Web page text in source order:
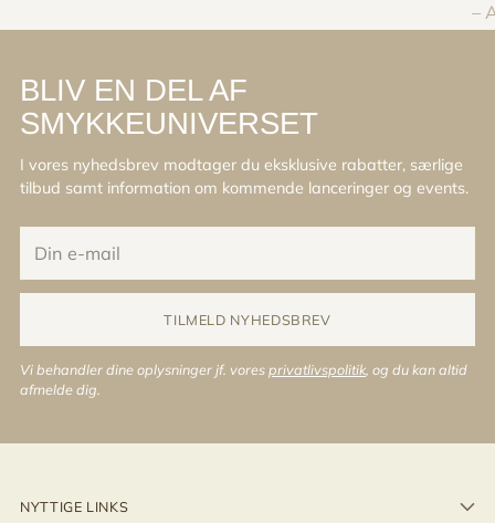
–
BLIV EN DEL AF
SMYKKEUNIVERSET
I vores nyhedsbrev modtager du eksklusive rabatter, særlige
tilbud samt information om kommende lanceringer og events.
e-
mail
TILMELD NYHEDSBREV
Vi behandler dine oplysninger jf. voresprivatlivspolitik , og du kan altid
afmelde dig.
NYTTIGE LINKS